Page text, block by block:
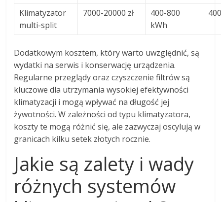
Klimatyzator
multi-split
7000-20000 zł
400-800
kWh
Dodatkowym kosztem, który warto uwzględnić, są
wydatki na serwis i konserwację urządzenia.
Regularne przeglądy oraz czyszczenie filtrów są
kluczowe dla utrzymania wysokiej efektywności
klimatyzacji i mogą wpływać na długość jej
żywotności. W zależności od typu klimatyzatora,
koszty te mogą różnić się, ale zazwyczaj oscylują w
granicach kilku setek złotych rocznie.
Jakie są zalety i wady
różnych systemów